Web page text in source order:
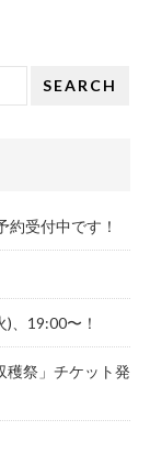
SEARCH
約受付中です！
、19:00〜！
穫祭」チケット発